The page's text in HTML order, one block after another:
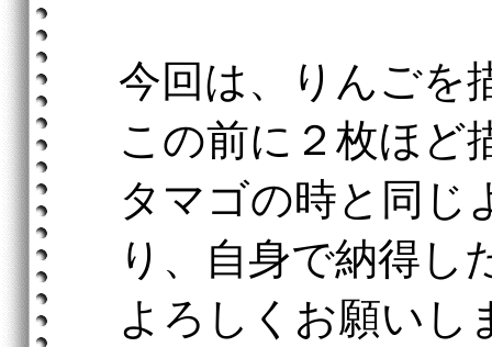
今回は、りんごを
この前に２枚ほど
タマゴの時と同じ
り、自身で納得し
よろしくお願いし